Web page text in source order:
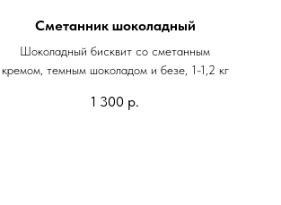
Сметанник шоколадный
Шоколадный бисквит со сметанным
кремом, темным шоколадом и безе, 1-1,2 кг
1 300 р.